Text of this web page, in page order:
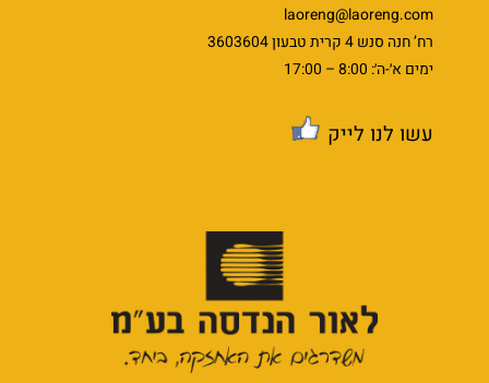
laoreng@laoreng.com
רח’ חנה סנש 4 קרית טבעון 3603604
ימים א׳-ה׳: 8:00 – 17:00
עשו לנו לייק